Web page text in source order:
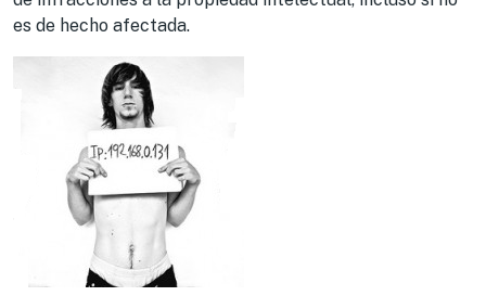
es de hecho afectada.